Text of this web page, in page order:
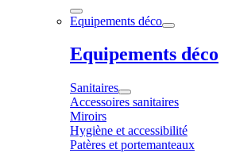
Equipements déco
Equipements déco
Sanitaires
Accessoires sanitaires
Miroirs
Hygiène et accessibilité
Patères et portemanteaux